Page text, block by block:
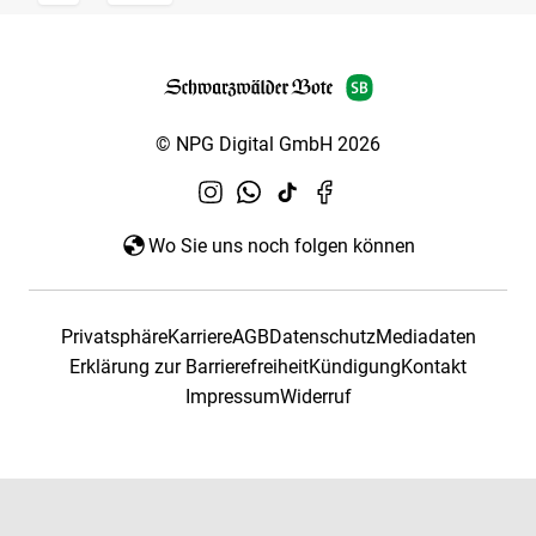
© NPG Digital GmbH 2026
Wo Sie uns noch folgen können
PrivatsphäreKarriereAGBDatenschutzMediadaten
Erklärung zur BarrierefreiheitKündigungKontakt
ImpressumWiderruf